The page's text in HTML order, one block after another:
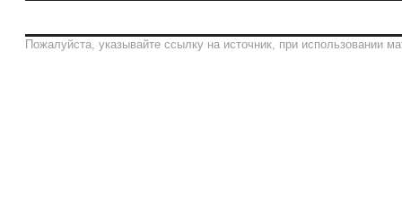
Пожалуйста, указывайте ссылку на источник, при использовании